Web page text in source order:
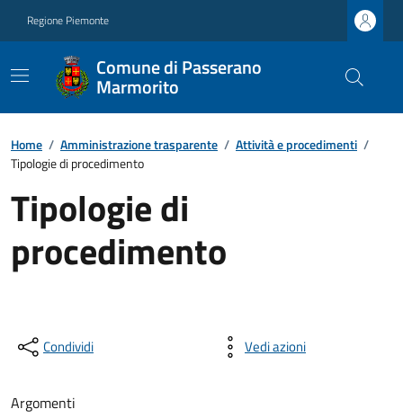
Regione Piemonte
Comune di Passerano
Marmorito
Home / Amministrazione trasparente / Attività e procedimenti /
Tipologie di procedimento
Tipologie di
procedimento
Condividi Vedi azioni
Argomenti